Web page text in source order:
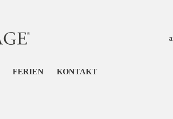
FERIEN KONTAKT